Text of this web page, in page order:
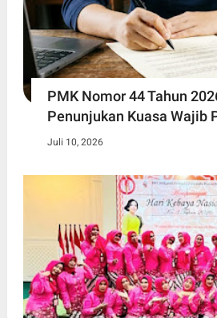
PMK Nomor 44 Tahun
Penunjukan Kuasa Wajib
Juli 10, 2026